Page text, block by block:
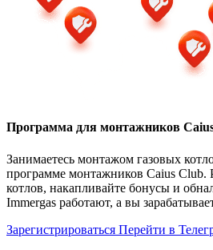
Программа для монтажников
Занимаетесь монтажом газовых
программе монтажников Caius Club.
котлов, накапливайте бонусы и
Immergas работают, а вы
Зарегистрироваться Перейти в